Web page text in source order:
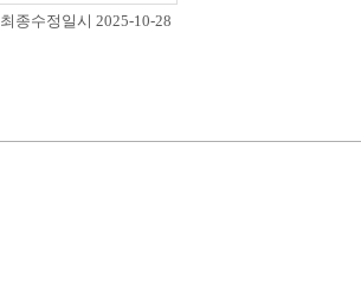
최종수정일시 2025-10-28